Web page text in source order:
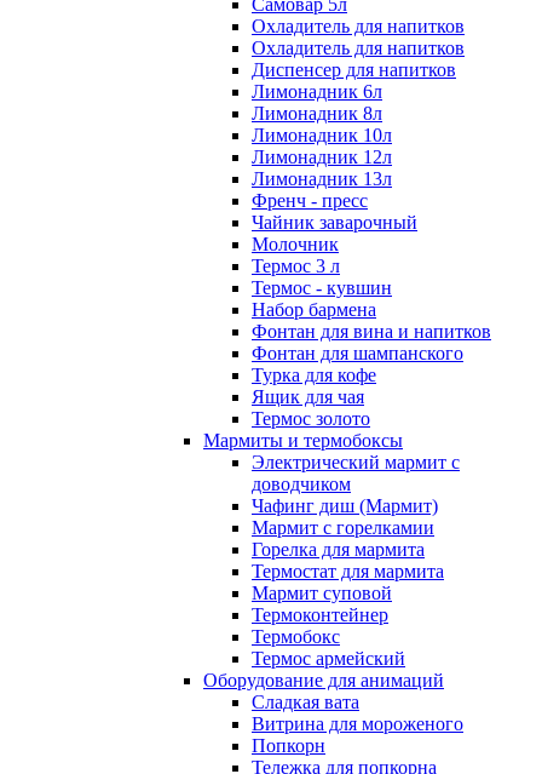
Самовар 5л
Охладитель для напитков
Охладитель для напитков
Диспенсер для напитков
Лимонадник 6л
Лимонадник 8л
Лимонадник 10л
Лимонадник 12л
Лимонадник 13л
Френч - пресс
Чайник заварочный
Молочник
Термос 3 л
Термос - кувшин
Набор бармена
Фонтан для вина и напитков
Фонтан для шампанского
Турка для кофе
Ящик для чая
Термос золото
Мармиты и термобоксы
Электрический мармит с
доводчиком
Чафинг диш (Мармит)
Мармит с горелкамии
Горелка для мармита
Термостат для мармита
Мармит суповой
Термоконтейнер
Термобокс
Термос армейский
Оборудование для анимаций
Сладкая вата
Витрина для мороженого
Попкорн
Тележка для попкорна